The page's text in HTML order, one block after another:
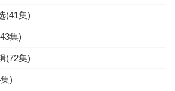
(41集)
集)
(72集)
)